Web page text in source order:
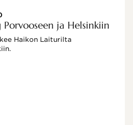
Porvooseen ja Helsinkiin
Haikon Laiturilta